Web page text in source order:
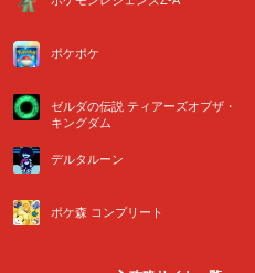
ポケポケ
ゼルダの伝説 ティアーズオブザ・
キングダム
デルタルーン
ポケ森 コンプリート